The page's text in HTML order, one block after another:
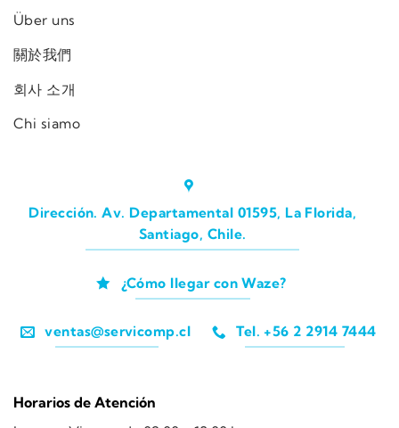
Über uns
關於我們
회사 소개
Chi siamo
Dirección. Av. Departamental 01595, La Florida,
Santiago, Chile.
¿Cómo llegar con Waze?
ventas@servicomp.cl Tel. +56 2 2914 7444
Horarios de Atención